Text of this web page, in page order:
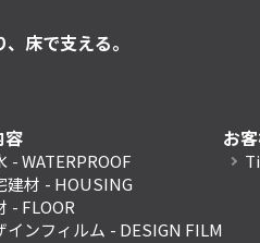
床で支える。
容
- WATERPROOF
建材 - HOUSING
- FLOOR
インフィルム - DESIGN FILM
お